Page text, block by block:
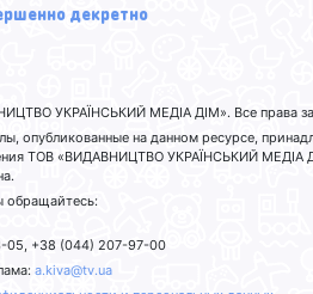
декретно
УКРАЇНСЬКИЙ МЕДІА ДІМ». Все права
опубликованные на данном ресурсе,
ТОВ «ВИДАВНИЦТВО УКРАЇНСЬКИЙ МЕДІА
обращайтесь:
05, +38 (044) 207-97-00
a.kiva@tv.ua